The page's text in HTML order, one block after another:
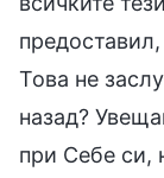
Това не
назад?
при Себе си,